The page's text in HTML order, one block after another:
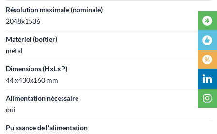
Résolution maximale (nominale)
2048x1536
Matériel (boîtier)
métal
Dimensions (HxLxP)
44 x430x160 mm
Alimentation nécessaire
oui
Puissance de l'alimentation